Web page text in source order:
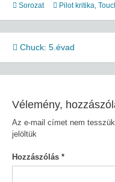
Sorozat Pilot kritika,
Bejegyzés
navigáció
Chuck: 5.évad
Vélemény,
Az e-mail címet nem
jelöltük
Hozzászólás *